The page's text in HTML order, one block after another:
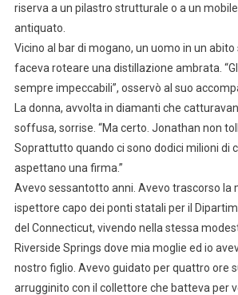
riserva a un pilastro strutturale o a un
antiquato.
Vicino al bar di mogano, un uomo in un
faceva roteare una distillazione ambrata.
sempre impeccabili”, osservò al suo
La donna, avvolta in diamanti che
soffusa, sorrise. “Ma certo. Jonathan non
Soprattutto quando ci sono dodici milioni di
aspettano una firma.”
Avevo sessantotto anni. Avevo trascorso la
ispettore capo dei ponti statali per il
del Connecticut, vivendo nella stessa
Riverside Springs dove mia moglie ed io
nostro figlio. Avevo guidato per quattro ore
arrugginito con il collettore che batteva per